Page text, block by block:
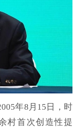
年8月15日，时
村首次创造性提